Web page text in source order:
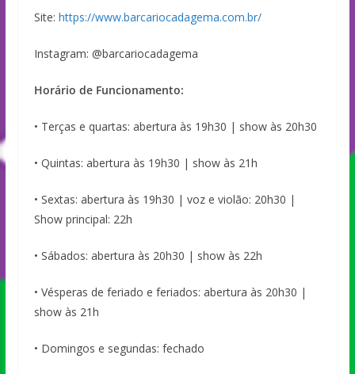
Site: https://www.barcariocadagema.com.br/
Instagram: @barcariocadagema
Horário de Funcionamento:
• Terças e quartas: abertura às 19h30 | show às 20h30
• Quintas: abertura às 19h30 | show às 21h
• Sextas: abertura às 19h30 | voz e violão: 20h30 |
Show principal: 22h
• Sábados: abertura às 20h30 | show às 22h
• Vésperas de feriado e feriados: abertura às 20h30 |
show às 21h
• Domingos e segundas: fechado